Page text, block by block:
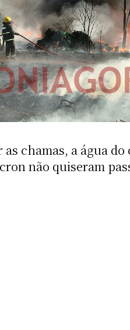
chamas, a água
não quiseram